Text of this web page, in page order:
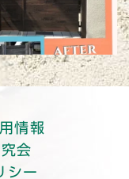
情報
会
シー